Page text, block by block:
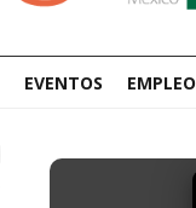
EVENTOS EMPLEO